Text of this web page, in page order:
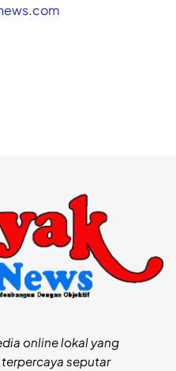
online lokal yang
seputar